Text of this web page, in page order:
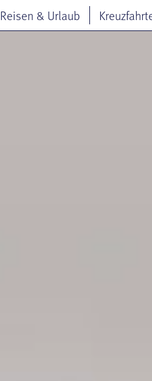
Reisen & Urlaub